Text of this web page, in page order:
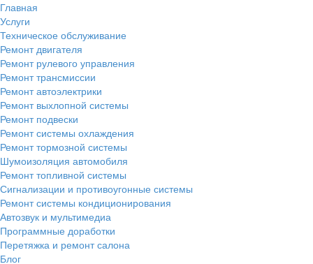
Главная
Услуги
Техническое обслуживание
Ремонт двигателя
Ремонт рулевого управления
Ремонт трансмиссии
Ремонт автоэлектрики
Ремонт выхлопной системы
Ремонт подвески
Ремонт системы охлаждения
Ремонт тормозной системы
Шумоизоляция автомобиля
Ремонт топливной системы
Сигнализации и противоугонные системы
Ремонт системы кондиционирования
Автозвук и мультимедиа
Программные доработки
Перетяжка и ремонт салона
Блог